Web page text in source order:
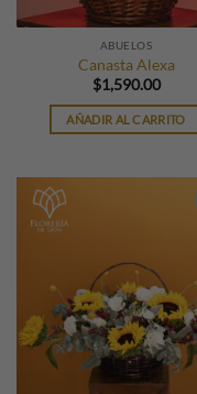
ABUELOS
Canasta Alexa
$1,590.00
AÑADIR AL CARRITO